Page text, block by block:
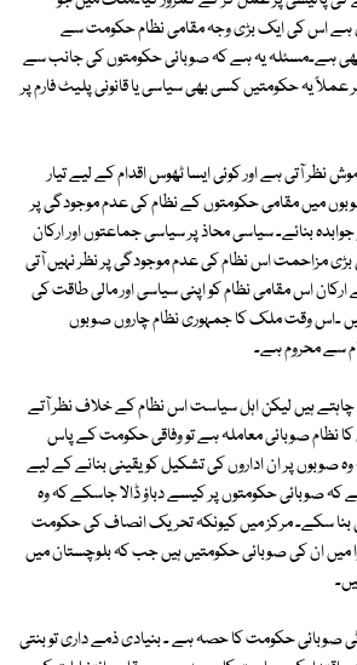
ہے اس کی ایک بڑی وجہ مقامی نظام حکومت سے
ہے۔مسئلہ یہ ہے کہ صوبائی حکومتوں کی جانب سے
یہ حکومتیں کسی بھی سیاسی یا قانونی پلیٹ فارم پر
نظر آتی ہے اور کوئی ایسا ٹھوس اقدام کے لیے تیار
میں مقامی حکومتوں کے نظام کی عدم موجودگی پر
بنائے۔ سیاسی محاذ پر سیاسی جماعتوں اور ارکان
مزاحمت اس نظام کی عدم موجودگی پر نظر نہیں آتی
ارکان اس مقامی نظام کو اپنی سیاسی اور مالی طاقت کی
۔اس وقت ملک کا جمہوری نظام چاروں صوبوں
سے محروم ہے۔
ہیں لیکن اہل سیاست اس نظام کے خلاف نظر آتے
نظام صوبائی معاملہ ہے تو وفاقی حکومت کے پاس
صوبوں پر ان اداروں کی تشکیل کو یقینی بنانے کے لیے
صوبائی حکومتوں پر کیسے دباؤ ڈالا جاسکے کہ وہ
بنا سکے۔ مرکز میں کیونکہ تحریک انصاف کی حکومت
میں ان کی صوبائی حکومتیں ہیں جب کہ بلوچستان میں
صوبائی حکومت کا حصہ ہے ۔ بنیادی ذمے داری تو بنتی